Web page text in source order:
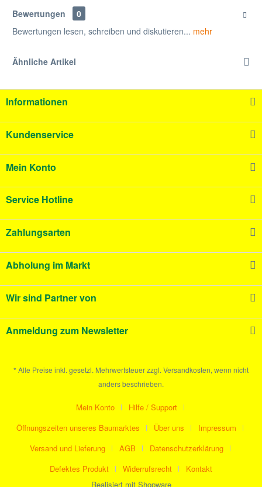
Bewertungen
0
Bewertungen lesen, schreiben und diskutieren... mehr
Ähnliche Artikel
Informationen
Kundenservice
Mein Konto
Service Hotline
Zahlungsarten
Abholung im Markt
Wir sind Partner von
Anmeldung zum Newsletter
* Alle Preise inkl. gesetzl. Mehrwertsteuer zzgl. Versandkosten, wenn nicht
anders beschrieben.
Mein Konto
Hilfe / Support
Öffnungszeiten unseres Baumarktes
Über uns
Impressum
Versand und Lieferung
AGB
Datenschutzerklärung
Defektes Produkt
Widerrufsrecht
Kontakt
Realisiert mit Shopware